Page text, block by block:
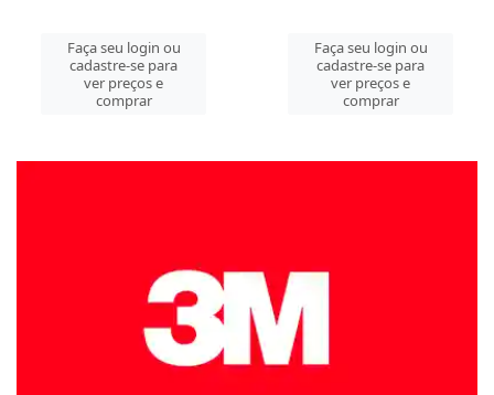
Faça seu login ou
cadastre-se para
ver preços e
comprar
Faça seu login ou
cadastre-se para
ver preços e
comprar